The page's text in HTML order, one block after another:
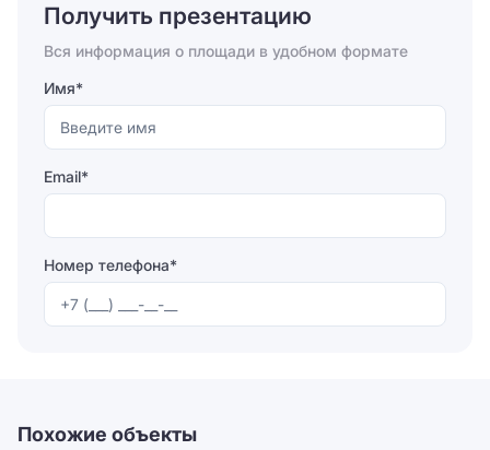
Отправить
Получить презентацию
Вся информация о площади в удобном формате
Имя*
Email*
Номер телефона*
Похожие объекты